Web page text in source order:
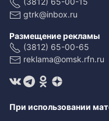
gtrk@inbox.ru
Размещение рекламы
(3812) 65-00-65
reklama@omsk.rfn.ru
При использовании